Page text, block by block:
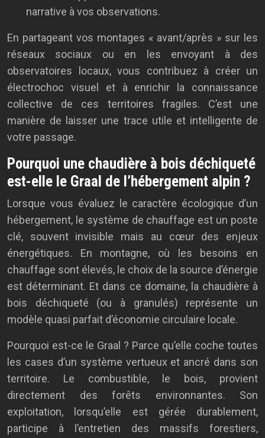
narrative à vos observations.
En partageant vos montages « avant/après » sur les
réseaux sociaux ou en les envoyant à des
observatoires locaux, vous contribuez à créer un
électrochoc visuel et à enrichir la connaissance
collective de ces territoires fragiles. C’est une
manière de laisser une trace utile et intelligente de
votre passage.
Pourquoi une chaudière à bois déchiqueté
est-elle le Graal de l’hébergement alpin ?
Lorsque vous évaluez le caractère écologique d’un
hébergement, le système de chauffage est un poste
clé, souvent invisible mais au cœur des enjeux
énergétiques. En montagne, où les besoins en
chauffage sont élevés, le choix de la source d’énergie
est déterminant. Et dans ce domaine, la chaudière à
bois déchiqueté (ou à granulés) représente un
modèle quasi parfait d’économie circulaire locale.
Pourquoi est-ce le Graal ? Parce qu’elle coche toutes
les cases d’un système vertueux et ancré dans son
territoire. Le combustible, le bois, provient
directement des forêts environnantes. Son
exploitation, lorsqu’elle est gérée durablement,
participe à l’entretien des massifs forestiers,